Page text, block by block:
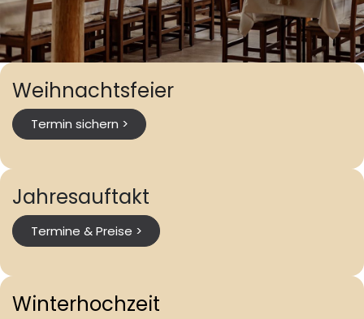
Weihnachtsfeier
Termin sichern >
Jahresauftakt
Termine & Preise >
Winterhochzeit